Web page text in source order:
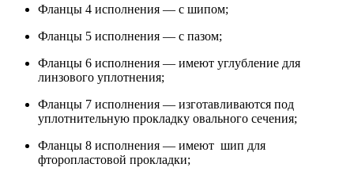
Фланцы 4 исполнения — с шипом;
Фланцы 5 исполнения — с пазом;
Фланцы 6 исполнения — имеют углубление для
линзового уплотнения;
Фланцы 7 исполнения — изготавливаются под
уплотнительную прокладку овального сечения;
Фланцы 8 исполнения — имеют шип для
фторопластовой прокладки;